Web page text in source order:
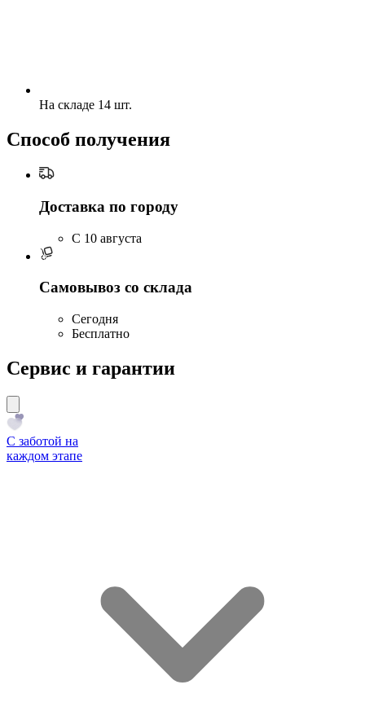
На складе 14 шт.
Способ получения
Доставка по городу
C 10 августа
Самовывоз со склада
Сегодня
Бесплатно
Сервис и гарантии
С заботой на
каждом этапе